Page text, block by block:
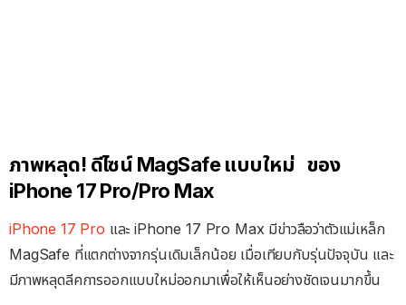
ภาพหลุด! ดีไซน์ MagSafe แบบใหม่ ของ
iPhone 17 Pro/Pro Max
iPhone 17 Pro และ iPhone 17 Pro Max มีข่าวลือว่าตัวแม่เหล็ก
MagSafe ที่แตกต่างจากรุ่นเดิมเล็กน้อย เมื่อเทียบกับรุ่นปัจจุบัน และ
มีภาพหลุดลีคการออกแบบใหม่ออกมาเพื่อให้เห็นอย่างชัดเจนมากขึ้น